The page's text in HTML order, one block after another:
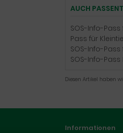
AUCH
SOS-Info-
Pass für
SOS-Info-
SOS-Info-Pass
Diesen Artikel haben
Informationen